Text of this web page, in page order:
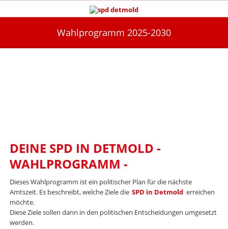
Wahlprogramm 2025-2030
DEINE SPD IN DETMOLD -
WAHLPROGRAMM -
Dieses Wahlprogramm ist ein politischer Plan für die nächste
Amtszeit. Es beschreibt, welche Ziele die SPD in Detmold erreichen
möchte.
Diese Ziele sollen dann in den politischen Entscheidungen umgesetzt
werden.